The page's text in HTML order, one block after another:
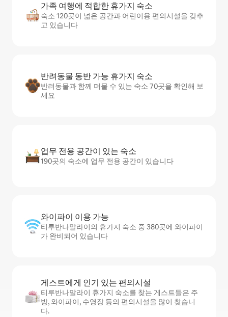
가족 여행에 적합한 휴가지 숙소
숙소 120곳이 넓은 공간과 어린이용 편의시설을 갖추
고 있습니다
반려동물 동반 가능 휴가지 숙소
반려동물과 함께 머물 수 있는 숙소 70곳을 확인해 보
세요
업무 전용 공간이 있는 숙소
190곳의 숙소에 업무 전용 공간이 있습니다
와이파이 이용 가능
티루반나말라이의 휴가지 숙소 중 380곳에 와이파이
가 완비되어 있습니다
게스트에게 인기 있는 편의시설
티루반나말라이 휴가지 숙소를 찾는 게스트들은 주
방, 와이파이, 수영장 등의 편의시설을 많이 찾습니
다.